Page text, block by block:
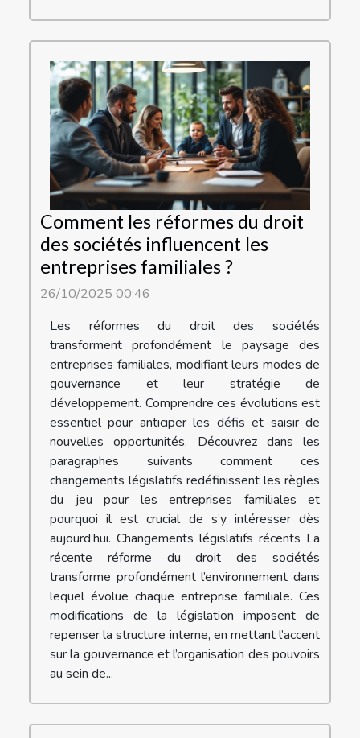
Comment les réformes du droit
des sociétés influencent les
entreprises familiales ?
26/10/2025 00:46
Les réformes du droit des sociétés
transforment profondément le paysage des
entreprises familiales, modifiant leurs modes de
gouvernance et leur stratégie de
développement. Comprendre ces évolutions est
essentiel pour anticiper les défis et saisir de
nouvelles opportunités. Découvrez dans les
paragraphes suivants comment ces
changements législatifs redéfinissent les règles
du jeu pour les entreprises familiales et
pourquoi il est crucial de s’y intéresser dès
aujourd’hui. Changements législatifs récents La
récente réforme du droit des sociétés
transforme profondément l’environnement dans
lequel évolue chaque entreprise familiale. Ces
modifications de la législation imposent de
repenser la structure interne, en mettant l’accent
sur la gouvernance et l’organisation des pouvoirs
au sein de...